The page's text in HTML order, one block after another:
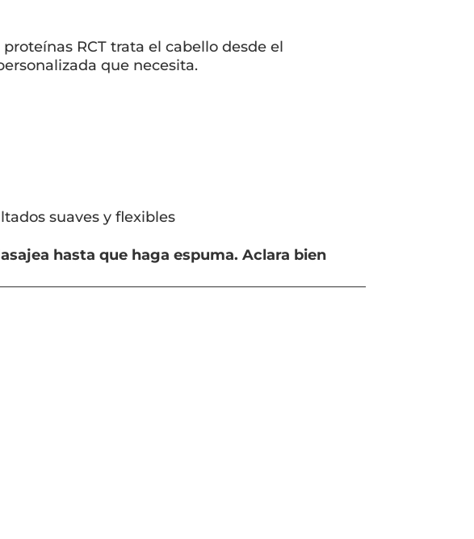
RCT trata el cabello desde el
que necesita.
suaves y flexibles
hasta que haga espuma. Aclara bien